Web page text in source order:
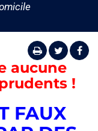
aucune
!
FAUX